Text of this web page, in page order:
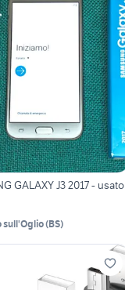
SAMSUNG GALAXY J3 2017 - usato
sull'Oglio(BS)